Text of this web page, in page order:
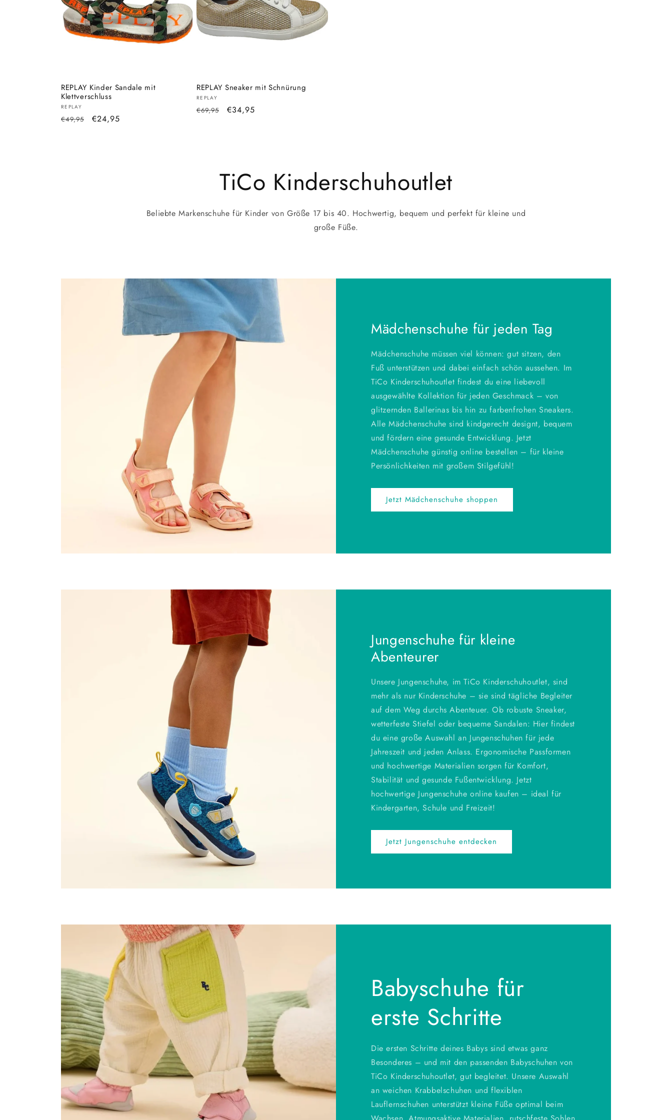
o
i
e
REPLAY Kinder Sandale mit
Klettverschluss
Anbieter:
REPLAY
Normaler
€49,95 Verkaufspreis
€24,95
REPLAY Sneaker mit Schnürung
Anbieter:
REPLAY
Normaler
€69,95 Verkaufspreis
€34,95
TiCo Kinderschuhoutlet
Beliebte Markenschuhe für Kinder von Größe 17 bis 40. Hochwertig, bequem und perfekt für kleine und
große Füße.
Mädchenschuhe für jeden Tag
Mädchenschuhe müssen viel können: gut sitzen, den
Fuß unterstützen und dabei einfach schön aussehen. Im
TiCo Kinderschuhoutlet findest du eine liebevoll
ausgewählte Kollektion für jeden Geschmack – von
glitzernden Ballerinas bis hin zu farbenfrohen Sneakers.
Alle Mädchenschuhe sind kindgerecht designt, bequem
und fördern eine gesunde Entwicklung. Jetzt
Mädchenschuhe günstig online bestellen – für kleine
Persönlichkeiten mit großem Stilgefühl!
Jetzt Mädchenschuhe shoppen
Jungenschuhe für kleine
Abenteurer
Unsere Jungenschuhe, im TiCo Kinderschuhoutlet, sind
mehr als nur Kinderschuhe – sie sind tägliche Begleiter
auf dem Weg durchs Abenteuer. Ob robuste Sneaker,
wetterfeste Stiefel oder bequeme Sandalen: Hier findest
du eine große Auswahl an Jungenschuhen für jede
Jahreszeit und jeden Anlass. Ergonomische Passformen
und hochwertige Materialien sorgen für Komfort,
Stabilität und gesunde Fußentwicklung. Jetzt
hochwertige Jungenschuhe online kaufen – ideal für
Kindergarten, Schule und Freizeit!
Jetzt Jungenschuhe entdecken
Babyschuhe für
erste Schritte
Die ersten Schritte deines Babys sind etwas ganz
Besonderes – und mit den passenden Babyschuhen von
TiCo Kinderschuhoutlet, gut begleitet. Unsere Auswahl
an weichen Krabbelschuhen und flexiblen
Lauflernschuhen unterstützt kleine Füße optimal beim